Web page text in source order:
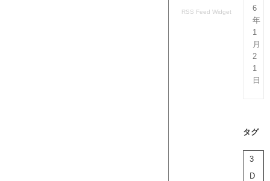
RSS Feed Widget
6
年
1
月
2
1
日
タグ
3
D